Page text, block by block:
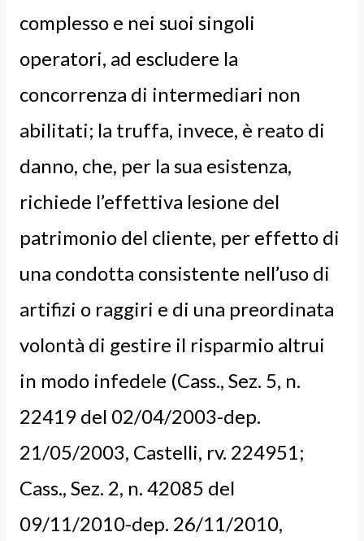
complesso e nei suoi singoli
operatori, ad escludere la
concorrenza di intermediari non
abilitati; la truffa, invece, è reato di
danno, che, per la sua esistenza,
richiede l’effettiva lesione del
patrimonio del cliente, per effetto di
una condotta consistente nell’uso di
artifizi o raggiri e di una preordinata
volontà di gestire il risparmio altrui
in modo infedele (Cass., Sez. 5, n.
22419 del 02/04/2003-dep.
21/05/2003, Castelli, rv. 224951;
Cass., Sez. 2, n. 42085 del
09/11/2010-dep. 26/11/2010,